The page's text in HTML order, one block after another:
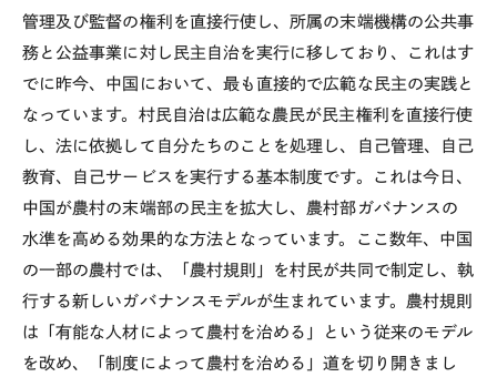
管理及び監督の権利を直接行使し、所属の末端機構の公共事
務と公益事業に対し民主自治を実行に移しており、これはす
でに昨今、中国において、最も直接的で広範な民主の実践と
なっています。村民自治は広範な農民が民主権利を直接行使
し、法に依拠して自分たちのことを処理し、自己管理、自己
教育、自己サービスを実行する基本制度です。これは今日、
中国が農村の末端部の民主を拡大し、農村部ガバナンスの
水準を高める効果的な方法となっています。ここ数年、中国
の一部の農村では、「農村規則」を村民が共同で制定し、執
行する新しいガバナンスモデルが生まれています。農村規則
は「有能な人材によって農村を治める」という従来のモデル
を改め、「制度によって農村を治める」道を切り開きまし